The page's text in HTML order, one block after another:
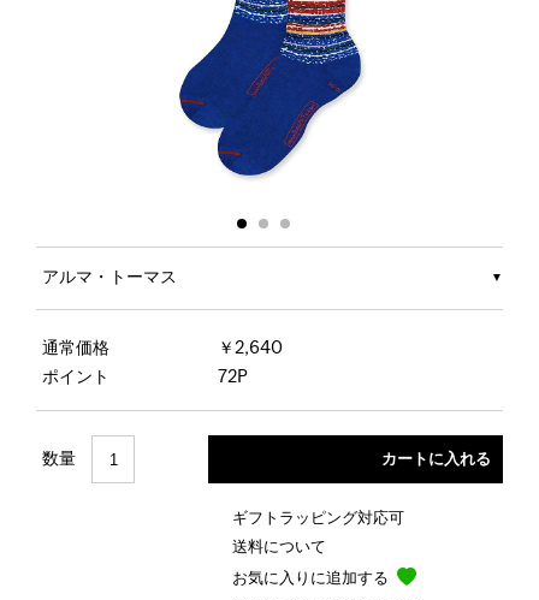
アルマ・トーマス
通常価格
￥2,640
ポイント
72P
数量
ギフトラッピング対応可
送料について
お気に入りに追加する